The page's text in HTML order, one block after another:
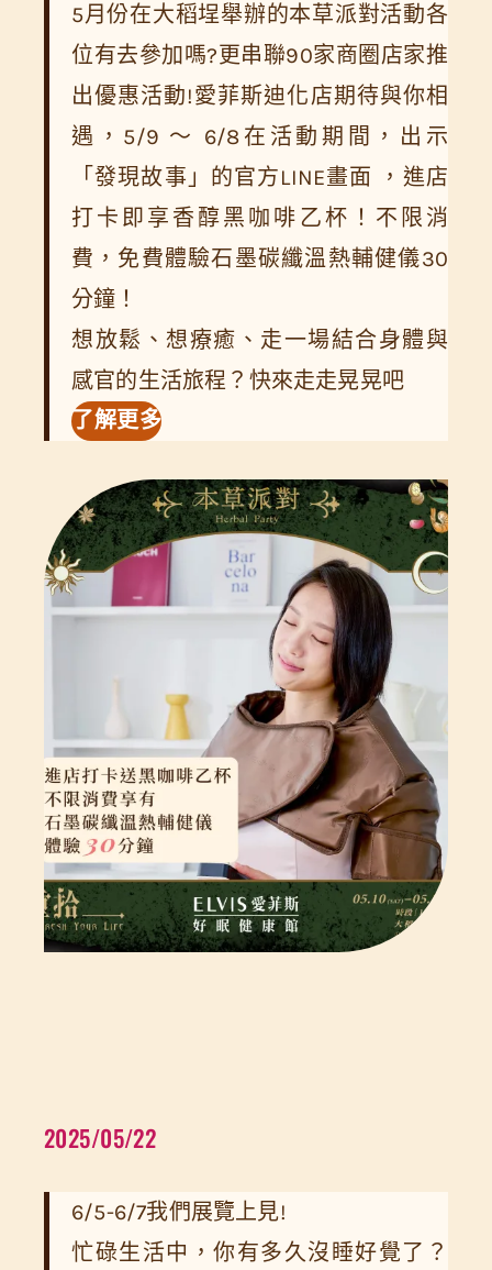
5月份在大稻埕舉辦的本草派對活動各
位有去參加嗎?更串聯90家商圈店家推
出優惠活動!愛菲斯迪化店期待與你相
遇，5/9 ～ 6/8在活動期間，出示
「發現故事」的官方LINE畫面 ，進店
打卡即享香醇黑咖啡乙杯！不限消
費，免費體驗石墨碳纖溫熱輔健儀30
分鐘！
想放鬆、想療癒、走一場結合身體與
感官的生活旅程？快來走走晃晃吧
了解更多
2025/05/22
6/5-6/7我們展覽上見!
忙碌生活中，你有多久沒睡好覺了？